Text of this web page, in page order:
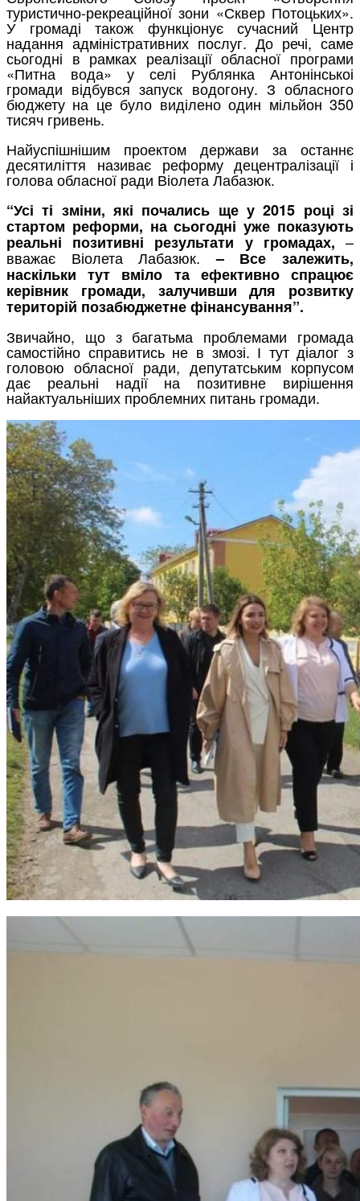
туристично-рекреаційної зони «Сквер Потоцьких».
У громаді також функціонує сучасний Центр
надання адміністративних послуг. До речі, саме
сьогодні в рамках реалізації обласної програми
«Питна вода» у селі Рублянка Антонінськоі
громади відбувся запуск водогону. З обласного
бюджету на це було виділено один мільйон 350
тисяч гривень.
Найуспішнішим проектом держави за останнє
десятиліття називає реформу децентралізації і
голова обласної ради Віолета Лабазюк.
“Усі ті зміни, які почались ще у 2015 році зі
стартом реформи, на сьогодні уже показують
реальні позитивні результати у громадах, –
вважає Віолета Лабазюк. – Все залежить,
наскільки тут вміло та ефективно спрацює
керівник громади, залучивши для розвитку
територій позабюджетне фінансування”.
Звичайно, що з багатьма проблемами громада
самостійно справитись не в змозі. І тут діалог з
головою обласної ради, депутатським корпусом
дає реальні надії на позитивне вирішення
найактуальніших проблемних питань громади.